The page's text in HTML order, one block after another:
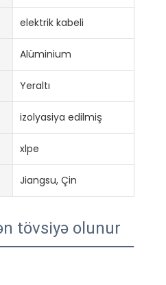
elektrik kabeli
Alüminium
Yeraltı
izolyasiya edilmiş
xlpe
Jiangsu, Çin
tövsiyə olunur